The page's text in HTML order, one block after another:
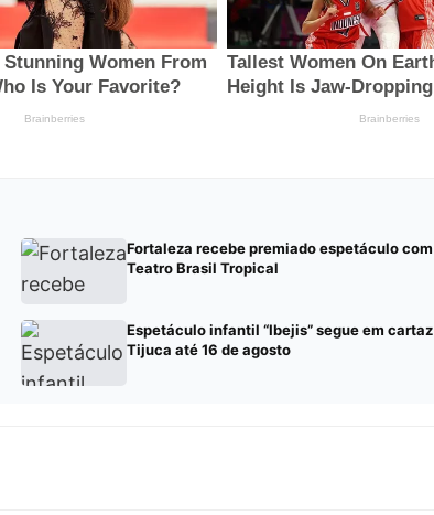
Fortaleza recebe premiado espetáculo
Teatro Brasil Tropical
Espetáculo infantil “Ibejis” segue em
Tijuca até 16 de agosto